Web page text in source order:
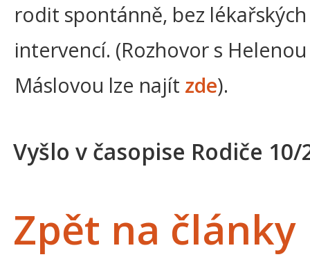
rodit spontánně, bez lékařských
intervencí. (Rozhovor s Helenou
Máslovou lze najít zde).
Vyšlo v časopise Rodiče 10/
Zpět na články